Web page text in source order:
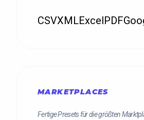
CSVXMLExcelPDF
MARKETPLACES
Fertige Presets für die größten